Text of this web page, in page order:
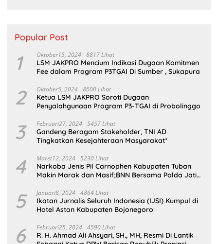
Popular Post
1 Oktober15, 2024 8817 Lihat
LSM JAKPRO Mencium Indikasi Dugaan Komitmen
Fee dalam Program P3TGAI Di Sumber , Sukapura
2 Oktober5, 2024 8600 Lihat
Ketua LSM JAKPRO Soroti Dugaan
Penyalahgunaan Program P3-TGAI di Probolinggo
3 Februari27, 2024 5457 Lihat
Gandeng Beragam Stakeholder, TNI AD
Tingkatkan Kesejahteraan Masyarakat*
4 Maret12, 2024 5230 Lihat
Narkoba Jenis Pil Carnophen Kabupaten Tuban
Makin Marak dan Masif;BNN Bersama Polda Jatim
5 Januari8, 2024 4864 Lihat
Ikatan Jurnalis Seluruh Indonesia (IJSI) Kumpul di
Hotel Aston Kabupaten Bojonegoro
6 Februari25, 2024 4590 Lihat
R. H. Ahmad Ali Ahsyari, SH., MH, Resmi Di Lantik